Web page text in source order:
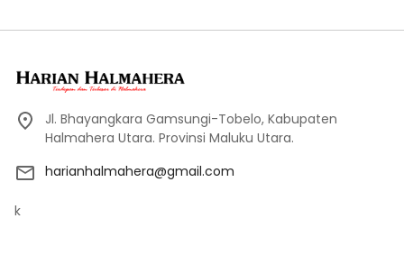
Jl. Bhayangkara Gamsungi-Tobelo, Kabupaten
Halmahera Utara. Provinsi Maluku Utara.
harianhalmahera@gmail.com
k